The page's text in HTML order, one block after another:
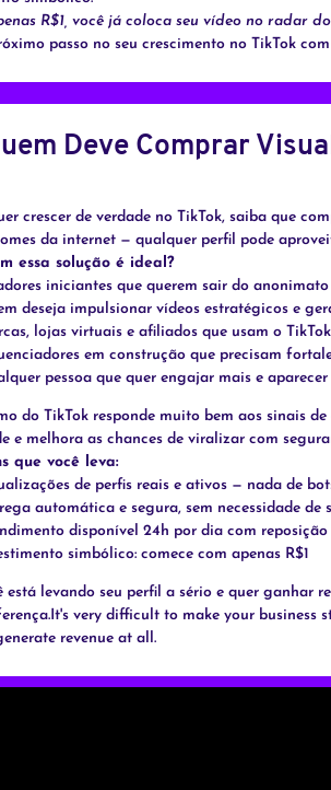
R$1, você já coloca seu vídeo no radar
passo no seu crescimento no TikTok
Deve Comprar
crescer de verdade no TikTok, saiba que
da internet — qualquer perfil pode
essa solução é ideal?
iniciantes que querem sair do
deseja impulsionar vídeos estratégicos e
lojas virtuais e afiliados que usam o
em construção que precisam
pessoa que quer engajar mais e
do TikTok responde muito bem aos sinais
e melhora as chances de viralizar com
que você leva:
de perfis reais e ativos — nada de
automática e segura, sem necessidade de
disponível 24h por dia com
simbólico: comece com apenas R$1
está levando seu perfil a sério e quer ganhar
very difficult to make your
revenue at all.